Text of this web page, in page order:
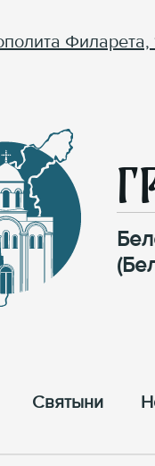
Филарета,
Cвятыни